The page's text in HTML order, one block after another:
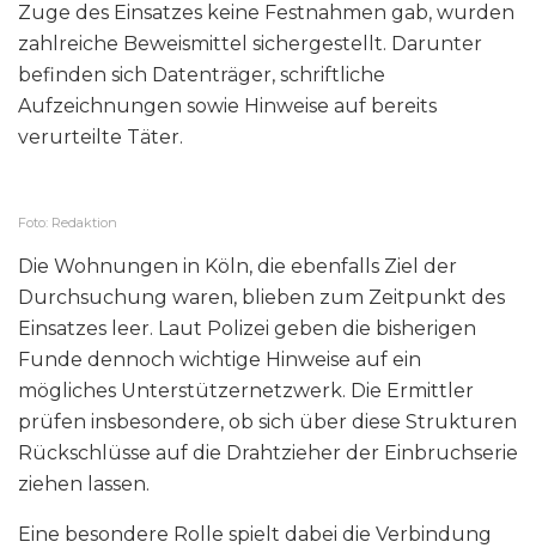
Zuge des Einsatzes keine Festnahmen gab, wurden
zahlreiche Beweismittel sichergestellt. Darunter
befinden sich Datenträger, schriftliche
Aufzeichnungen sowie Hinweise auf bereits
verurteilte Täter.
Foto: Redaktion
Die Wohnungen in Köln, die ebenfalls Ziel der
Durchsuchung waren, blieben zum Zeitpunkt des
Einsatzes leer. Laut Polizei geben die bisherigen
Funde dennoch wichtige Hinweise auf ein
mögliches Unterstützernetzwerk. Die Ermittler
prüfen insbesondere, ob sich über diese Strukturen
Rückschlüsse auf die Drahtzieher der Einbruchserie
ziehen lassen.
Eine besondere Rolle spielt dabei die Verbindung